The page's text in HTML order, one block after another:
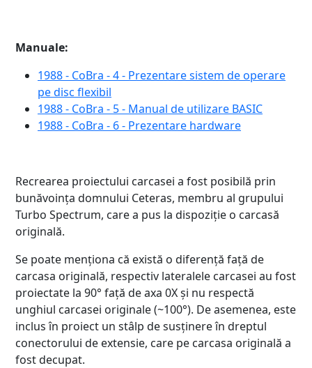
Manuale:
1988 - CoBra - 4 - Prezentare sistem de operare
pe disc flexibil
1988 - CoBra - 5 - Manual de utilizare BASIC
1988 - CoBra - 6 - Prezentare hardware
Recrearea proiectului carcasei a fost posibilă prin
bunăvoința domnului Ceteras, membru al grupului
Turbo Spectrum, care a pus la dispoziție o carcasă
originală.
Se poate menționa că există o diferență față de
carcasa originală, respectiv lateralele carcasei au fost
proiectate la 90° față de axa 0X și nu respectă
unghiul carcasei originale (~100°). De asemenea, este
inclus în proiect un stâlp de susținere în dreptul
conectorului de extensie, care pe carcasa originală a
fost decupat.